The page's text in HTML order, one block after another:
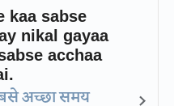
kaa sabse
nikal gayaa
acchaa
अच्छा समय